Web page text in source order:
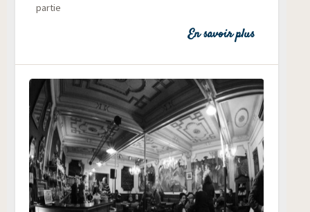
partie
En savoir plus